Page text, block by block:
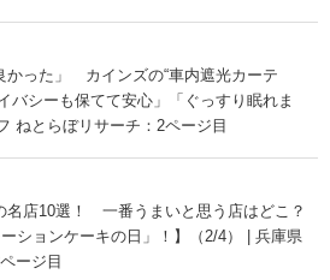
かった」 カインズの“車内遮光カーテ
バシーも保てて安心」「ぐっすり眠れま
ねとらぼリサーチ：2ページ目
名店10選！ 一番うまいと思う店はどこ？
ーションケーキの日」！】（2/4） | 兵庫県
ージ目